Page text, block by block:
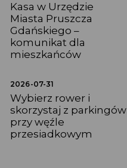
Kasa w Urzędzie
Miasta Pruszcza
Gdańskiego –
komunikat dla
mieszkańców
2026-07-31
Wybierz rower i
skorzystaj z parkingów
przy węźle
przesiadkowym